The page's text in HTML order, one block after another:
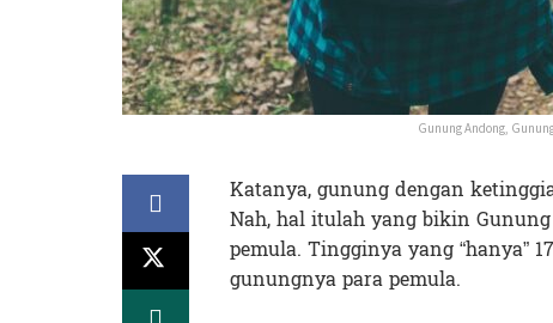
Gunung Andong,
Katanya, gunung dengan
Nah, hal itulah yang bikin
pemula. Tingginya yang “hanya”
gunungnya para pemula.